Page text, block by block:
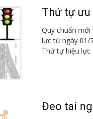
Thứ tự ưu
Quy chuẩn mới
lực từ ngày 01/
Thứ tự hiệu lực
Đeo tai